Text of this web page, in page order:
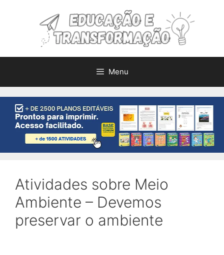
Menu
Atividades sobre Meio
Ambiente – Devemos
preservar o ambiente